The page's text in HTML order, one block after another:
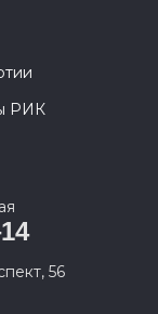
РИК
56